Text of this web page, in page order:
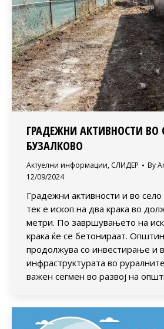
ГРАДЕЖНИ АКТИВНОСТИ ВО
БУЗАЛКОВО
Актуелни информации, СЛИДЕР By
12/09/2024
Градежни активности и во
тек е ископ на два крака во
метри. По завршувањето на
крака ќе се бетонираат.
продолжува со инвестирање и
инфраструктурата во
важен сегмен во развој на